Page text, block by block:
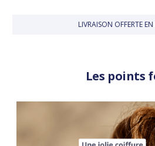
LIVRAISON OFFERTE
Les points